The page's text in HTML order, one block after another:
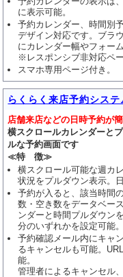
に表示可能。
予約カレンダー、時間別
デザイン対応です。ブラ
にカレンダー幅やフォー
※レスポンシブ非対応ペ
スマホ専用ページ付き。
らくらく来店予約シス
店舗来店などの日時予約が
横スクロールカレンダーと
ルな予約画面です
≪特 徴≫
横スクロール可能な週カ
状況をプルダウン表示。
予約が入ると、該当時間
数・空き数をデータベー
ンダーと時間プルダウン
分のいずれかを設定可能。
予約確認メール内にキャ
るキャンセルも可能。
能。
管理者によるキャンセル